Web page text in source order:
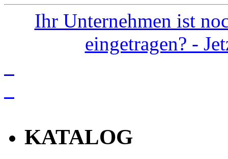
Ihr Unternehmen ist
eingetragen? -
KATALOG